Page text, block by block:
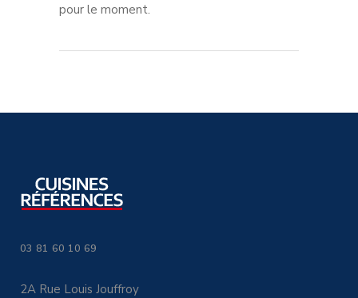
pour le moment.
03 81 60 10 69
2A Rue Louis Jouffroy